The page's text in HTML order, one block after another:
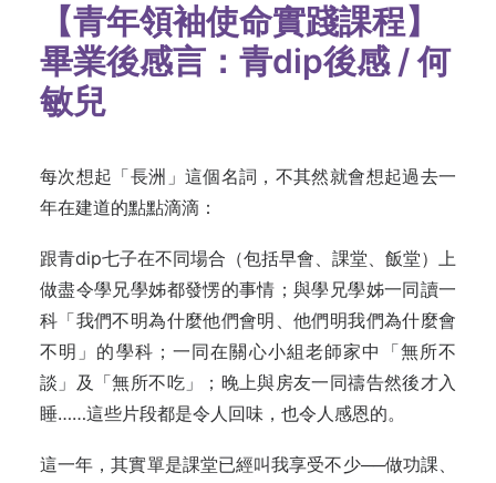
【青年領袖使命實踐課程】
畢業後感言：青dip後感 /何
敏兒
每次想起「長洲」這個名詞，不其然就會想起過去一
年在建道的點點滴滴：
跟青dip七子在不同場合（包括早會、課堂、飯堂）上
做盡令學兄學姊都發愣的事情；與學兄學姊一同讀一
科「我們不明為什麼他們會明、他們明我們為什麼會
不明」的學科；一同在關心小組老師家中「無所不
談」及「無所不吃」；晚上與房友一同禱告然後才入
睡……這些片段都是令人回味，也令人感恩的。
這一年，其實單是課堂已經叫我享受不少──做功課、